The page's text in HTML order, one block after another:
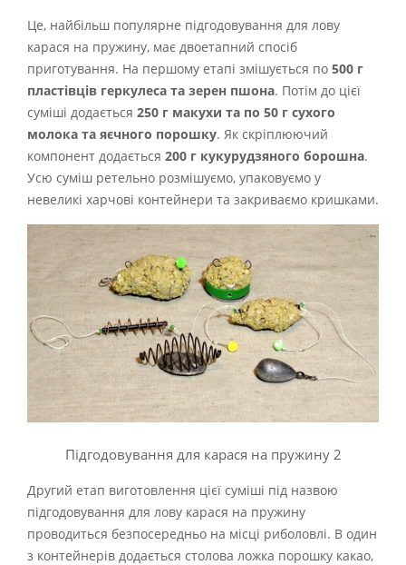
Це, найбільш популярне підгодовування для лову
карася на пружину, має двоетапний спосіб
приготування. На першому етапі змішується по 500 г
пластівців геркулеса та зерен пшона. Потім до цієї
суміші додається 250 г макухи та по 50 г сухого
молока та яєчного порошку. Як скріплюючий
компонент додається 200 г кукурудзяного борошна.
Усю суміш ретельно розмішуємо, упаковуємо у
невеликі харчові контейнери та закриваємо кришками.
Підгодовування для карася на пружину 2
Другий етап виготовлення цієї суміші під назвою
підгодовування для лову карася на пружину
проводиться безпосередньо на місці риболовлі. В один
з контейнерів додається столова ложка порошку какао,